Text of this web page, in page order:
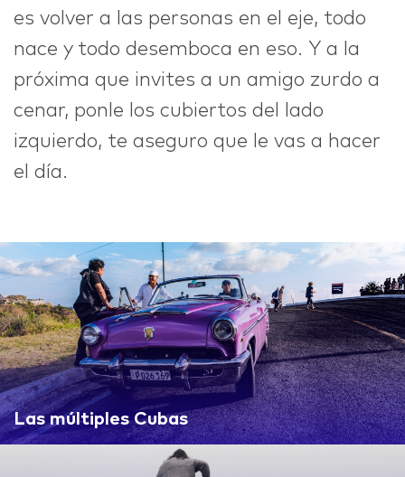
es volver a las personas en el eje, todo
nace y todo desemboca en eso. Y a la
próxima que invites a un amigo zurdo a
cenar, ponle los cubiertos del lado
izquierdo, te aseguro que le vas a hacer
el día.
Las múltiples Cubas